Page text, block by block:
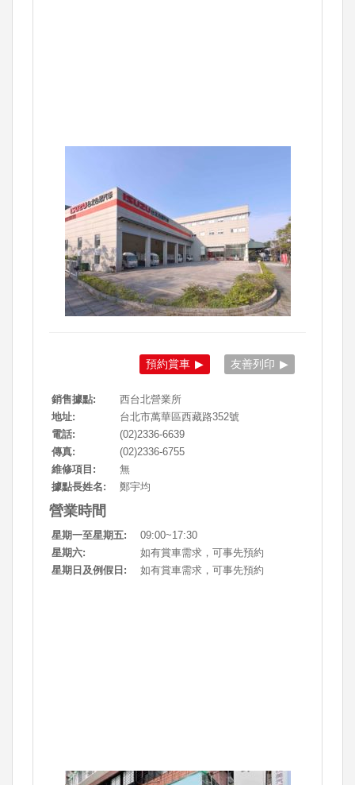
預約賞車 友善列印
銷售據點:
西台北營業所
地址:
台北市萬華區西藏路352號
電話:
(02)2336-6639
傳真:
(02)2336-6755
維修項目:
無
據點長姓名:
鄭宇均
營業時間
星期一至星期五:
09:00~17:30
星期六:
如有賞車需求，可事先預約
星期日及例假日:
如有賞車需求，可事先預約